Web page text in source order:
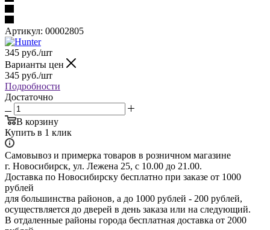
Артикул: 00002805
345 руб./шт
Варианты цен
345 руб./шт
Подробности
Достаточно
В корзину
Купить в 1 клик
Самовывоз и примерка товаров в розничном магазине
г. Новосибирск, ул. Лежена 25, с 10.00 до 21.00.
Доставка по Новосибирску бесплатно при заказе от 1000
рублей
для большинства районов, а до 1000 рублей - 200 рублей,
осуществляется до дверей в день заказа или на следующий.
В отдаленные районы города бесплатная доставка от 2000